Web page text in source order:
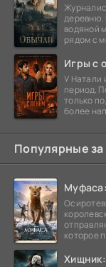
деревню.
водяной
рядом с
Игры с
У Натали
период.
только
более
Популярные
которое